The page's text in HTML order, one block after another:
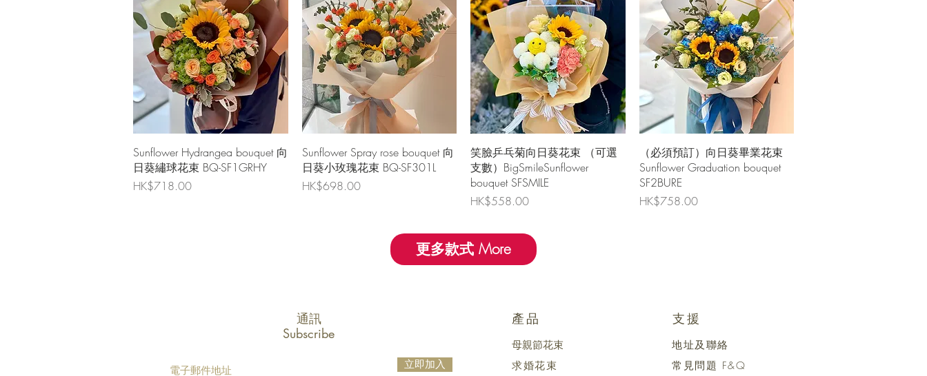
快速瀏覽
Sunflower Hydrangea bouquet 向
日葵繡球花束 BQ-SF1GRHY
價格
HK$718.00
快速瀏覽
Sunflower Spray rose bouquet 向
日葵小玫瑰花束 BQ-SF301L
價格
HK$698.00
快速瀏覽
笑臉乒乓菊向日葵花束 （可選
支數）BigSmileSunflower
bouquet SFSMILE
價格
HK$558.00
快速瀏覽
（必須預訂）向日葵畢業花束
Sunflower Graduation bouquet
SF2BURE
價格
HK$758.00
更多款式 More
通訊
Subscribe
立即加入
產品
母親節花束
求婚花束
支援
地址及聯絡
常見問題 F&Q